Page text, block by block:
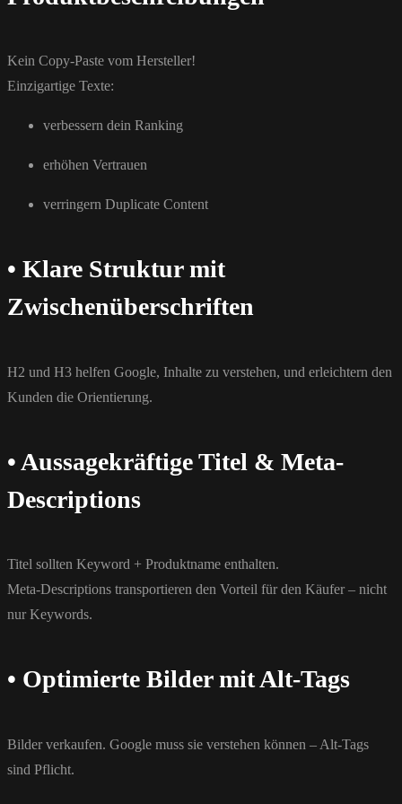
Kein Copy-Paste vom Hersteller!
Einzigartige Texte:
verbessern dein Ranking
erhöhen Vertrauen
verringern Duplicate Content
• Klare Struktur mit
Zwischenüberschriften
H2 und H3 helfen Google, Inhalte zu verstehen, und erleichtern den
Kunden die Orientierung.
• Aussagekräftige Titel & Meta-
Descriptions
Titel sollten Keyword + Produktname enthalten.
Meta-Descriptions transportieren den Vorteil für den Käufer – nicht
nur Keywords.
• Optimierte Bilder mit Alt-Tags
Bilder verkaufen. Google muss sie verstehen können – Alt-Tags
sind Pflicht.